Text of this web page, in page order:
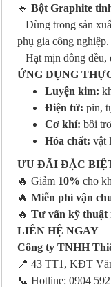
🔹Bột Graphite
– Dùng trong sản
phụ gia công nghiệp.
– Hạt mịn đồng đều,
ỨNG DỤNG
Luyện kim:
Điện tử: pin,
Cơ khí: bôi
Hóa chất: vật
ƯU ĐÃI ĐẶC
🔥 Giảm 10% cho
🔥Miễn phí vận
🔥Tư vấn kỹ thuật
LIÊN HỆ NGAY
Công ty TNHH
📍 43 TT1, KĐT
📞 Hotline: 0904